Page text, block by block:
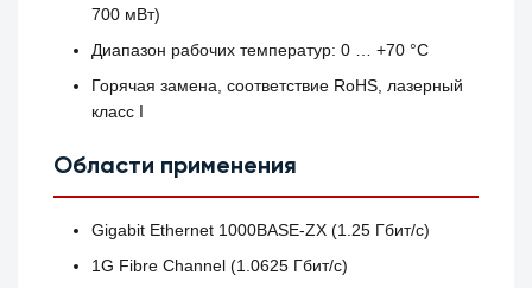
700 мВт)
Диапазон рабочих температур: 0 … +70 °C
Горячая замена, соответствие RoHS, лазерный
класс I
Области применения
Gigabit Ethernet 1000BASE‑ZX (1.25 Гбит/с)
1G Fibre Channel (1.0625 Гбит/с)